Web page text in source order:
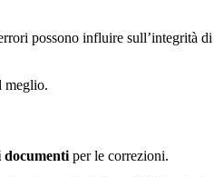
possono influire sull’integrità
meglio.
documenti per le correzioni.